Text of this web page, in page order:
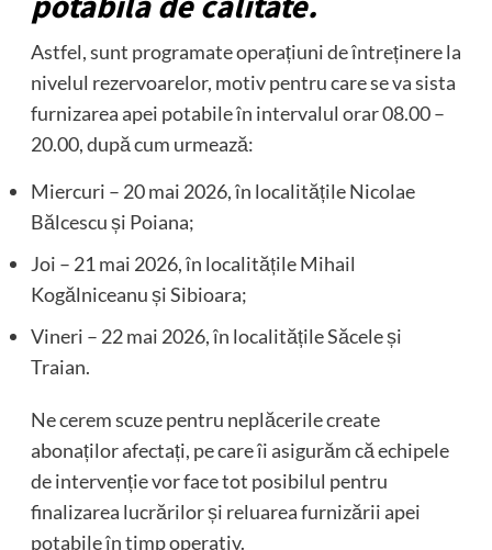
Astfel, sunt programate operațiuni de întreținere la
nivelul rezervoarelor, motiv pentru care se va sista
furnizarea apei potabile în intervalul orar 08.00 –
20.00, după cum urmează:
Miercuri – 20 mai 2026, în localitățile Nicolae
Bălcescu și Poiana;
Joi – 21 mai 2026, în localitățile Mihail
Kogălniceanu și Sibioara;
Vineri – 22 mai 2026, în localitățile Săcele și
Traian.
Ne cerem scuze pentru neplăcerile create
abonaților afectați, pe care îi asigurăm că echipele
de intervenție vor face tot posibilul pentru
finalizarea lucrărilor și reluarea furnizării apei
potabile în timp operativ.